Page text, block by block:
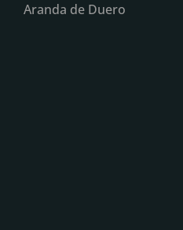
Aranda de Duero